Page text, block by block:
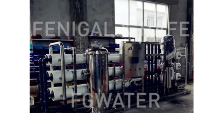
PRIVACY
POLICY